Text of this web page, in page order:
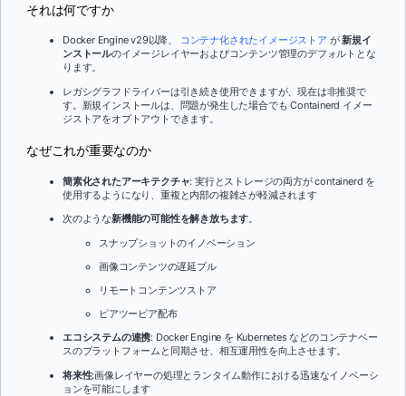
それは何ですか
Docker Engine v29以降、 コンテナ化されたイメージストア が新規イ
ンストールのイメージレイヤーおよびコンテンツ管理のデフォルトとな
ります。
レガシグラフドライバーは引き続き使用できますが、現在は非推奨で
す。新規インストールは、問題が発生した場合でも Containerd イメー
ジストアをオプトアウトできます。
なぜこれが重要なのか
簡素化されたアーキテクチャ: 実行とストレージの両方が containerd を
使用するようになり、重複と内部の複雑さが軽減されます
次のような新機能の可能性を解き放ちます。
スナップショットのイノベーション
画像コンテンツの遅延プル
リモートコンテンツストア
ピアツーピア配布
エコシステムの連携: Docker Engine を Kubernetes などのコンテナベー
スのプラットフォームと同期させ、相互運用性を向上させます。
将来性:画像レイヤーの処理とランタイム動作における迅速なイノベーシ
ョンを可能にします